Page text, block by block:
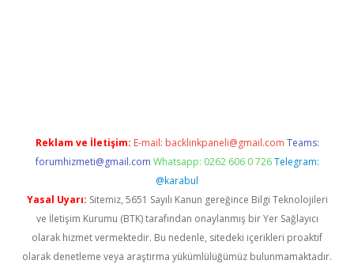
Reklam ve İletişim: E-mail: backlinkpaneli@gmail.com Teams:
forumhizmeti@gmail.com Whatsapp: 0262 606 0 726 Telegram:
@karabul
Yasal Uyarı: Sitemiz, 5651 Sayılı Kanun gereğince Bilgi Teknolojileri
ve İletişim Kurumu (BTK) tarafından onaylanmış bir Yer Sağlayıcı
olarak hizmet vermektedir. Bu nedenle, sitedeki içerikleri proaktif
olarak denetleme veya araştırma yükümlülüğümüz bulunmamaktadır.